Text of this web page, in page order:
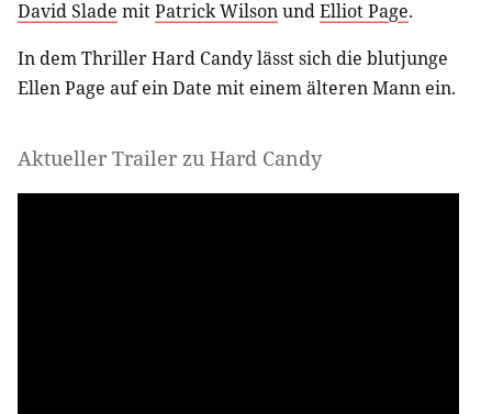
David Slade mitPatrick WilsonundElliot Page.
In dem Thriller Hard Candy lässt sich die blutjunge
Ellen Page auf ein Date mit einem älteren Mann ein.
Aktueller Trailer zu Hard Candy